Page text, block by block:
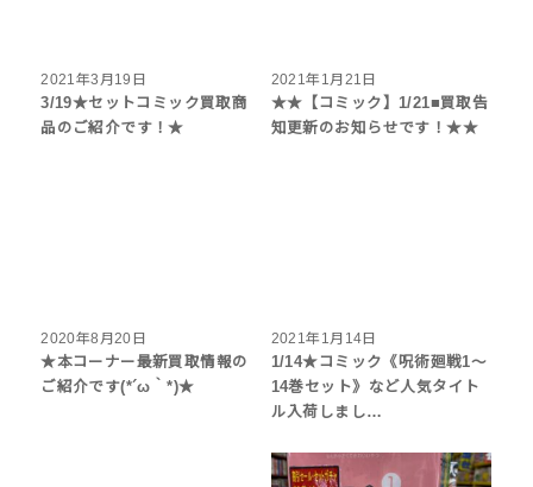
2021年3月19日
3/19★セットコミック買取商
品のご紹介です！★
2021年1月21日
★★【コミック】1/21■買取告
知更新のお知らせです！★★
2020年8月20日
★本コーナー最新買取情報の
ご紹介です(*´ω｀*)★
2021年1月14日
1/14★コミック《呪術廻戦1〜
14巻セット》など人気タイト
ル入荷しまし…